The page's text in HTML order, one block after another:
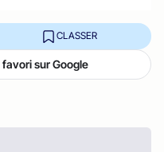
CLASSER
sur Google